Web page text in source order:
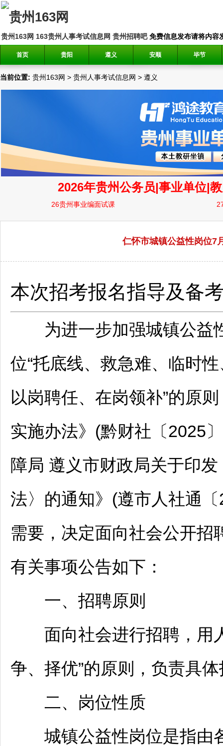
贵州163网 163贵州人事考试信息网 贵州招聘吧免费信息发布请将内容
首页 贵阳 遵义 安顺 毕节
当前位置: 贵州163网 > 贵州人事考试信息网 > 遵义
仁怀市城镇公益性岗位7
本次招考报名指导及备
为进一步加强城镇公益
位“托底线、救急难、临时
以岗聘任、在岗领补”的原
实施办法》(黔财社〔2025
障局 遵义市财政局关于印发
法〉的通知》(遵市人社通
需要，决定面向社会公开招
有关事项公告如下：
一、 招聘原则
面向社会进行招聘 ，
争、择优”的原则，负责具体
二、岗位性质
城镇公益性岗位是指由